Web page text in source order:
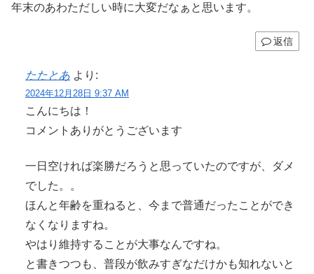
年末のあわただしい時に大変だなぁと思います。
返信
たたとあ より:
2024年12月28日 9:37 AM
こんにちは！
コメントありがとうございます
一日空ければ楽勝だろうと思っていたのですが、ダメ
でした。。
ほんと年齢を重ねると、今まで普通だったことができ
なくなりますね。
やはり維持することが大事なんですね。
と書きつつも、普段が飲みすぎなだけかも知れないと